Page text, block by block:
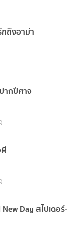
ถึงอาม่า
ากปีศาจ
Day สไปเดอร์-